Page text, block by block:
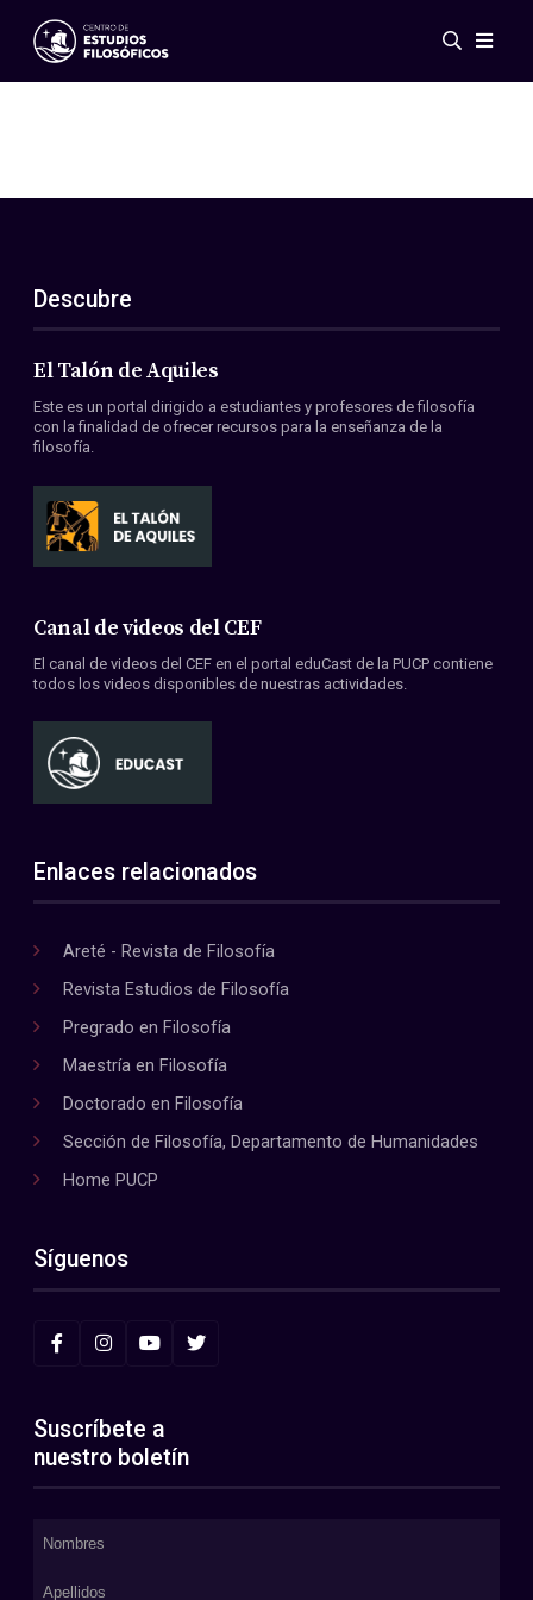
Eventos
ES
EN
Acerca de nosotros
Miembros
Convenios
Descubre
El Talón de Aquiles
Este es un portal dirigido a estudiantes y profesores de filosofía
con la finalidad de ofrecer recursos para la enseñanza de la
filosofía.
Canal de videos del CEF
El canal de videos del CEF en el portal eduCast de la PUCP contiene
todos los videos disponibles de nuestras actividades.
Enlaces relacionados
Areté - Revista de Filosofía
Revista Estudios de Filosofía
Pregrado en Filosofía
Maestría en Filosofía
Doctorado en Filosofía
Sección de Filosofía, Departamento de Humanidades
Home PUCP
Síguenos
Suscríbete a
nuestro boletín